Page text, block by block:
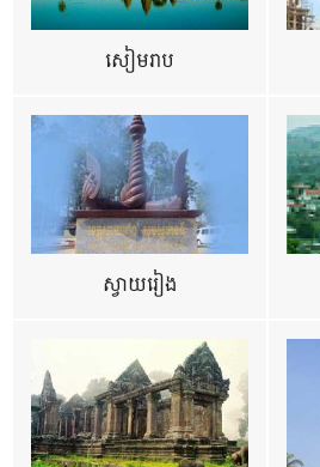
សៀមរាប
ស្វាយរៀង